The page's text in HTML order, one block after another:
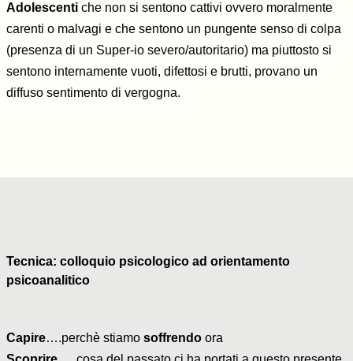
Adolescenti che non si sentono cattivi ovvero moralmente
carenti o malvagi e che sentono un pungente senso di colpa
(presenza di un Super-io severo/autoritario) ma piuttosto si
sentono internamente vuoti, difettosi e brutti, provano un
diffuso sentimento di vergogna.
Tecnica: colloquio psicologico ad orientamento
psicoanalitico
Capire….perchè stiamo soffrendo ora